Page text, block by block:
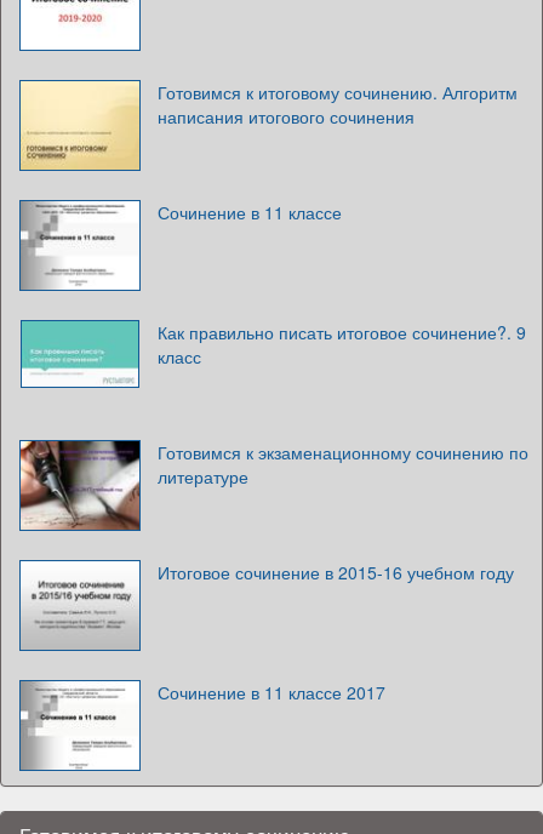
Готовимся к итоговому сочинению. Алгоритм
написания итогового сочинения
Сочинение в 11 классе
Как правильно писать итоговое сочинение?. 9
класс
Готовимся к экзаменационному сочинению по
литературе
Итоговое сочинение в 2015-16 учебном году
Сочинение в 11 классе 2017